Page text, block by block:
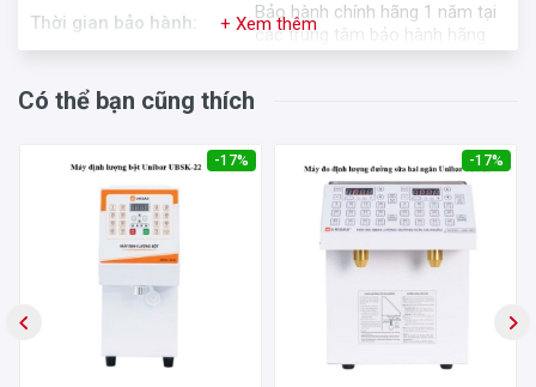
Thời gian bảo hành:
Bảo hành chính hãng 1 năm tại
các trung tâm bảo hành hãng
+ Xem thêm
Có thể bạn cũng thích
-17% -17%